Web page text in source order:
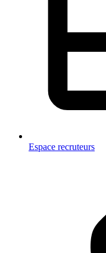
Espace recruteurs